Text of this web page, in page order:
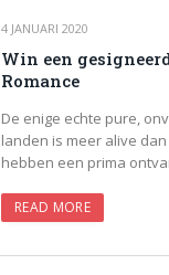
4 JANUARI 2020
Win een
Romance
De enige echte pure,
landen is meer alive
hebben een prima
READ MORE